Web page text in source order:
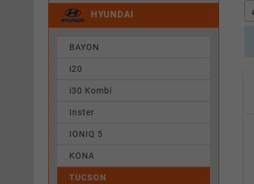
HYUNDAI
BAYON
i20
i30 Kombi
Inster
IONIQ 5
KONA
TUCSON